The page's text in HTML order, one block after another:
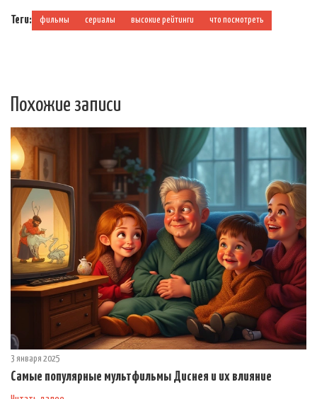
Теги: фильмы сериалы высокие рейтинги что посмотреть
Похожие записи
3 января 2025
Самые популярные мультфильмы Диснея и их влияние